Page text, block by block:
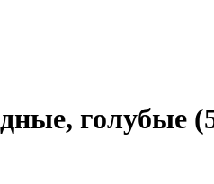
голубые